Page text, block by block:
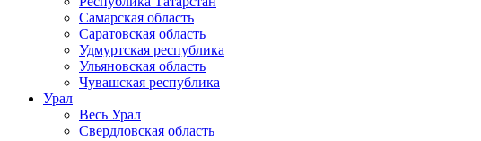
Самарская область
Саратовская область
Удмуртская республика
Ульяновская область
Чувашская республика
Урал
Весь Урал
Свердловская область